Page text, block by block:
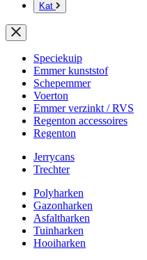
Kat
Speciekuip
Emmer kunststof
Schepemmer
Voerton
Emmer verzinkt / RVS
Regenton accessoires
Regenton
Jerrycans
Trechter
Polyharken
Gazonharken
Asfaltharken
Tuinharken
Hooiharken